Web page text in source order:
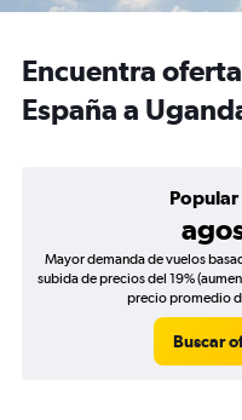
Encuentra
España a
Popular
Mayor demanda de vuelos
subida de precios del 19%
precio promedio
Buscar